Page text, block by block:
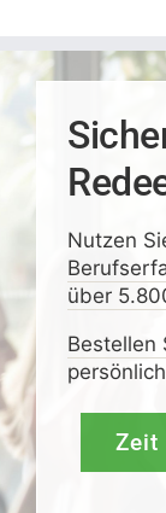
Nutzen
über
Bestellen
Zeit